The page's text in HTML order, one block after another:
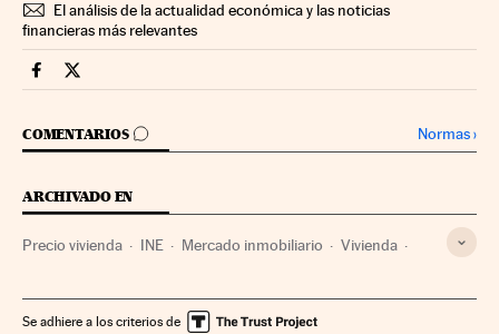
El análisis de la actualidad económica y las noticias
financieras más relevantes
Economia Cinco Días en Facebook
Economia Cinco Días en Twitter
COMENTARIOS
IR A LOS COMENTARIOS Normas›
ARCHIVADO EN
Precio vivienda INE Mercado inmobiliario Vivienda
Administración pública Estadísticas
Se adhiere a los criterios de